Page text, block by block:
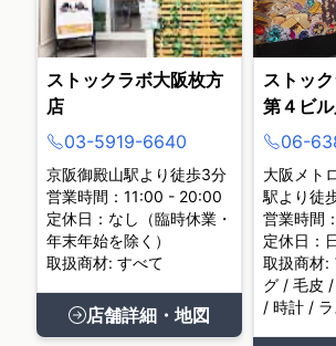
ストックラボ大阪枚方
店
03-5919-6640
京阪御殿山駅より徒歩3分
営業時間：11:00 - 20:00
定休日：なし（臨時休業・
年末年始を除く）
取扱商材: すべて
店舗詳細・地図
ストッ
第４ビ
06-
大阪メト
駅より徒
営業時間
定休日：
取扱商材:
グ / 毛皮
/ 時計 /